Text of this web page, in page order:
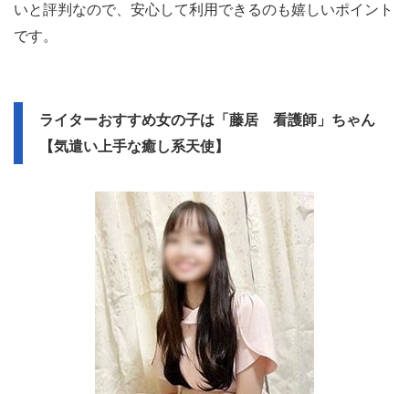
いと評判なので、安心して利用できるのも嬉しいポイント
です。
ライターおすすめ女の子は「藤居 看護師」ちゃん
【気遣い上手な癒し系天使】